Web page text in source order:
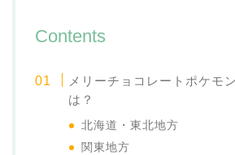
Contents
メリーチョコレートポケモ
は？
北海道・東北地方
関東地方